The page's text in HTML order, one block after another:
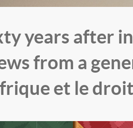
years after
from a
et le